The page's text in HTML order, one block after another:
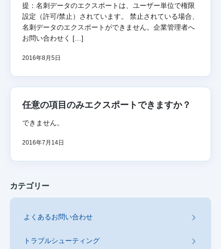
カテゴリー
よくあるお問い合わせ
トラブルシューティング
提：名刺データのエクスポートは、ユーザー単位で権限
設定（許可/禁止）されています。 禁止されている場合、
名刺データのエクスポートができません。企業管理者へ
お問い合わせく […]
2016年8月5日
任意の項目のみエクスポートできますか？
できません。
2016年7月14日